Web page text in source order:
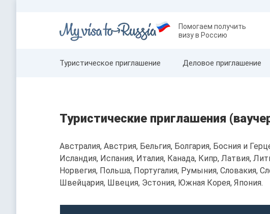
Помогаем получить
визу в Россию
Туристическое приглашение Деловое приглашение
Туристические приглашения
Австралия, Австрия, Бельгия, Болгария, Босния и
Исландия, Испания, Италия, Канада, Кипр, Латвия,
Норвегия, Польша, Португалия, Румыния, Словакия,
Швейцария, Швеция, Эстония, Южная Корея, Япония.